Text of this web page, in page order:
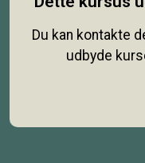
Du kan kontakte
udbyde